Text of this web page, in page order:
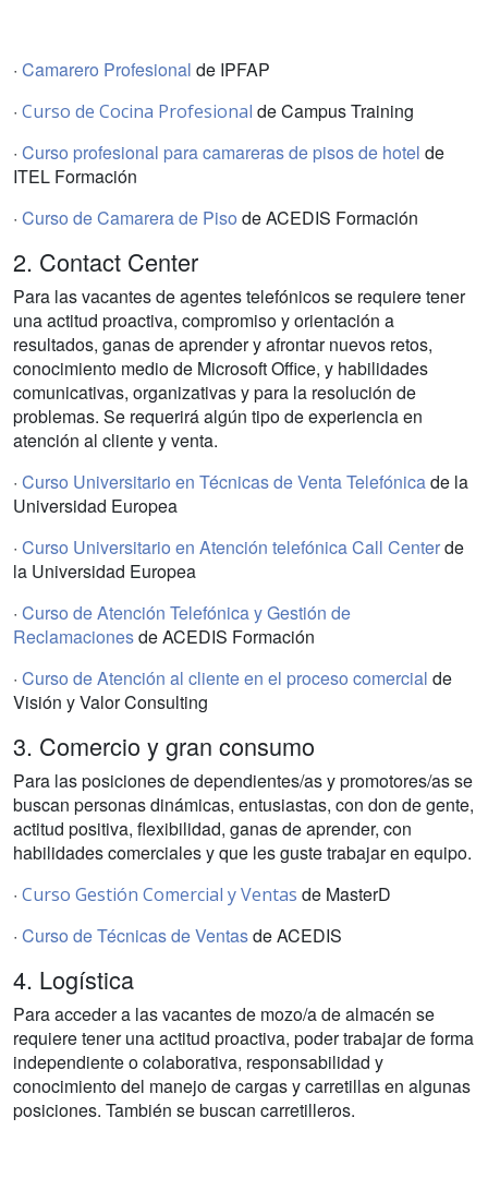
· Camarero Profesional de IPFAP
· Curso de Cocina Profesional de Campus Training
· Curso profesional para camareras de pisos de hotel de
ITEL Formación
· Curso de Camarera de Piso de ACEDIS Formación
2. Contact Center
Para las vacantes de agentes telefónicos se requiere tener
una actitud proactiva, compromiso y orientación a
resultados, ganas de aprender y afrontar nuevos retos,
conocimiento medio de Microsoft Office, y habilidades
comunicativas, organizativas y para la resolución de
problemas. Se requerirá algún tipo de experiencia en
atención al cliente y venta.
· Curso Universitario en Técnicas de Venta Telefónicade la
Universidad Europea
· Curso Universitario en Atención telefónica Call Centerde
la Universidad Europea
· Curso de Atención Telefónica y Gestión de
Reclamacionesde ACEDIS Formación
· Curso de Atención al cliente en el proceso comercial de
Visión y Valor Consulting
3. Comercio y gran consumo
Para las posiciones de dependientes/as y promotores/as se
buscan personas dinámicas, entusiastas, con don de gente,
actitud positiva, flexibilidad, ganas de aprender, con
habilidades comerciales y que les guste trabajar en equipo.
· Curso Gestión Comercial y Ventas de MasterD
· Curso de Técnicas de Ventasde ACEDIS
4. Logística
Para acceder a las vacantes de mozo/a de almacén se
requiere tener una actitud proactiva, poder trabajar de forma
independiente o colaborativa, responsabilidad y
conocimiento del manejo de cargas y carretillas en algunas
posiciones. También se buscan carretilleros.